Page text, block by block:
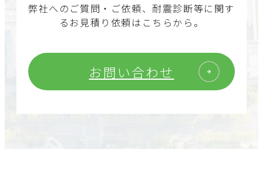
弊社へのご質問・ご依頼、耐震診断等に関す
るお見積り依頼はこちらから。
お問い合わせ